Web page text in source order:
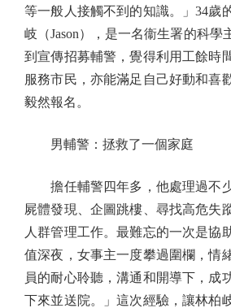
等一般人接觸不到的知識。」34歲
岐（Jason），是一名衞生署的科學
到宣傳招募輔警，覺得利用工餘時
服務市民，亦能滿足自己好動和喜
毅然報名。
男輔警：拯救了一個家庭
擔任輔警四年多，他處理過不
屍體發現、企圖跳樓、尋找高危失
人群管理工作。最難忘的一次是協
值深夜，女事主一度攀過圍欄，情
員的耐心聆聽，溝通和開導下，成
下來並送院。」這次經驗，讓林柏